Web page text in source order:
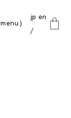
menu
jp en